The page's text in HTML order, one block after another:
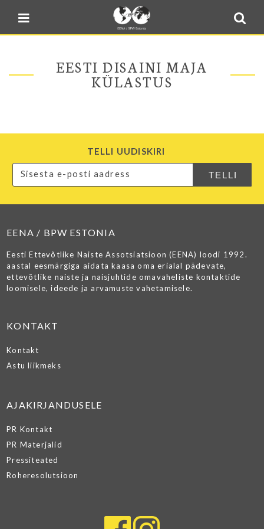
Sulge menüü
Blogi
E-pood
Minu BPW
EESTI DISAINI MAJA
KÜLASTUS
TELLI UUDISKIRI
EENA / BPW ESTONIA
Eesti Ettevõtlike Naiste Assotsiatsioon (EENA) loodi 1992.
aastal eesmärgiga aidata kaasa oma erialal pädevate,
ettevõtlike naiste ja naisjuhtide omavaheliste kontaktide
loomisele, ideede ja arvamuste vahetamisele.
KONTAKT
Kontakt
Astu liikmeks
AJAKIRJANDUSELE
PR Kontakt
PR Materjalid
Pressiteated
Roheresolutsioon